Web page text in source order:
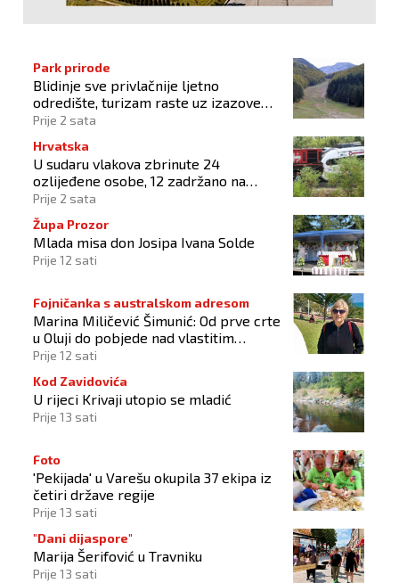
Park prirode
Blidinje sve privlačnije ljetno
odredište, turizam raste uz izazove
očuvanja prirode
Prije 2 sata
Hrvatska
U sudaru vlakova zbrinute 24
ozlijeđene osobe, 12 zadržano na
liječenju
Prije 2 sata
Župa Prozor
Mlada misa don Josipa Ivana Solde
Prije 12 sati
Fojničanka s australskom adresom
Marina Miličević Šimunić: Od prve crte
u Oluji do pobjede nad vlastitim
„olujama“
Prije 12 sati
Kod Zavidovića
U rijeci Krivaji utopio se mladić
Prije 13 sati
Foto
'Pekijada' u Varešu okupila 37 ekipa iz
četiri države regije
Prije 13 sati
"Dani dijaspore"
Marija Šerifović u Travniku
Prije 13 sati